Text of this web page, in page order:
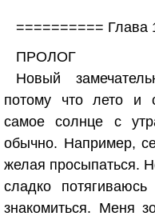
========== Глава
ПРОЛОГ
Новый
потому что лето и
самое солнце с
обычно. Например,
желая просыпаться.
сладко
знакомиться. Меня